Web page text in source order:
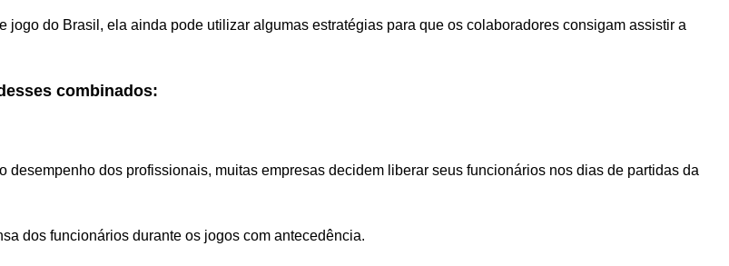
do Brasil, ela ainda pode utilizar algumas estratégias para que os colaboradores consigam assistir a
combinados:
dos profissionais, muitas empresas decidem liberar seus funcionários nos dias de partidas da
dos funcionários durante os jogos com antecedência.